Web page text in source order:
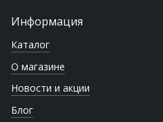
Информация
Каталог
О магазине
Новости и акции
Блог